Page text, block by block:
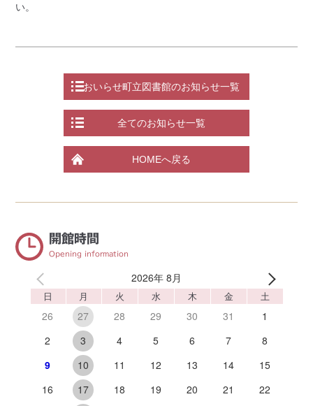
い。
おいらせ町立図書館のお知らせ一覧
全てのお知らせ一覧
HOMEへ戻る
開館時間
Opening information
2026年 8月
日 月 火 水 木 金 土
26 27 28 29 30 31
1
2
3 4 5 6 7
8
9
10 11 12 13 14
15
16
17 18 19 20 21
22